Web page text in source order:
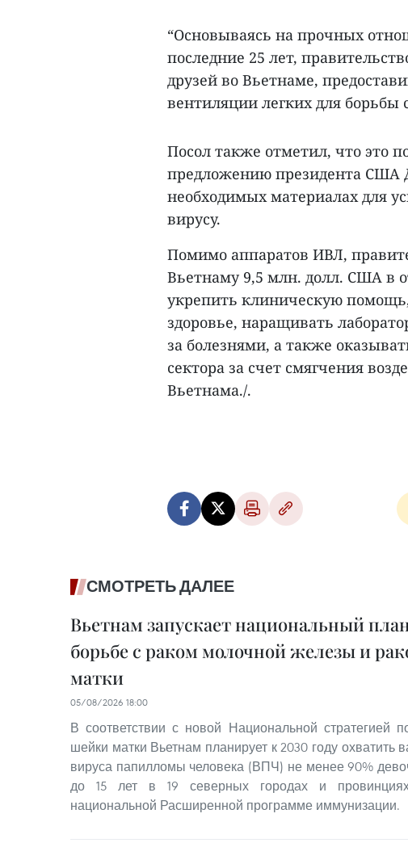
“Основываясь на прочных
последние 25 лет,
друзей во Вьетнаме,
вентиляции легких для борьбы
Посол также отметил, что это
предложению президента США
необходимых материалах для
вирусу.
Помимо аппаратов ИВЛ,
Вьетнаму 9,5 млн. долл. США в
укрепить клиническую
здоровье, наращивать
за болезнями, а также
сектора за счет смягчения
Вьетнама./.
СМОТРЕТЬ ДАЛЕЕ
Вьетнам запускает национальный
борьбе с раком молочной железы и
матки
05/08/2026 18:00
В соответствии с новой Национальной стратегией
шейки матки Вьетнам планирует к 2030 году охватить
вируса папилломы человека (ВПЧ) не менее 90%
до 15 лет в 19 северных городах и
национальной Расширенной программе иммунизации.